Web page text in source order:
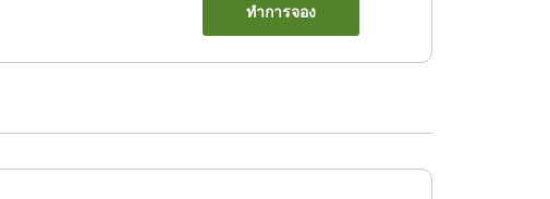
ทำการจอง